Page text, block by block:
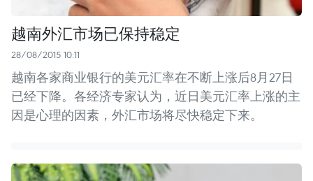
越南外汇市场已保持稳定
28/08/2015 10:11
越南各家商业银行的美元汇率在不断上涨后8月27日
已经下降。各经济专家认为，近日美元汇率上涨的主
因是心理的因素，外汇市场将尽快稳定下来。